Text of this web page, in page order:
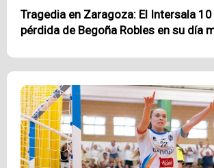
Tragedia en Zaragoza: El Intersala
pérdida de Begoña Robles en su día